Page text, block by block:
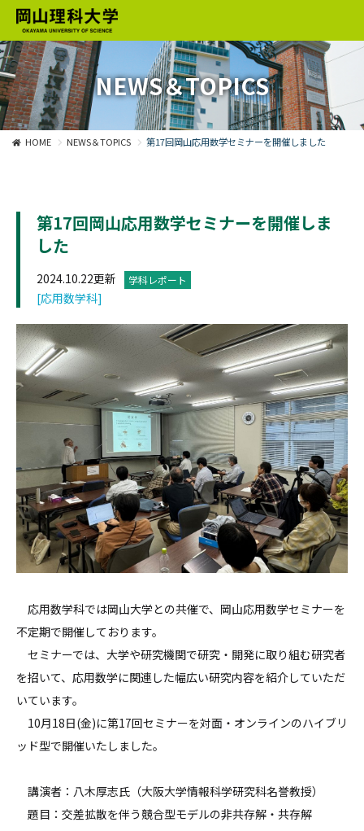
NEWS＆TOPICS
HOME NEWS＆TOPICS 第17回岡山応用数学セミナーを開催しました
第17回岡山応用数学セミナーを開催しま
した
2024.10.22更新 学科レポート
[応用数学科]
応用数学科では岡山大学との共催で、岡山応用数学セミナーを
不定期で開催しております。
セミナーでは、大学や研究機関で研究・開発に取り組む研究者
を招いて、応用数学に関連した幅広い研究内容を紹介していただ
いています。
10月18日(金)に第17回セミナーを対面・オンラインのハイブリ
ッド型で開催いたしました。
講演者：八木厚志氏（大阪大学情報科学研究科名誉教授）
題目：交差拡散を伴う競合型モデルの非共存解・共存解